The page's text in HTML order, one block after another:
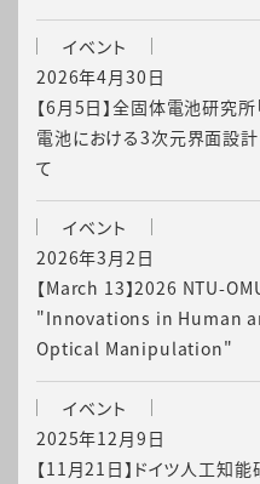
イベント
2026年4月30日
【6月5日】全固体電池研究
電池における3次元界面設
て
イベント
2026年3月2日
【March 13】2026 NTU-
"Innovations in Human
Optical Manipulation"
イベント
2025年12月9日
【11月21日】ドイツ人工知